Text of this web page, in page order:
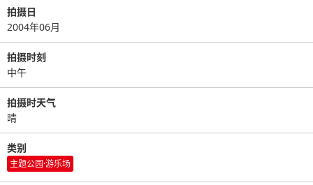
拍摄日
2004年06月
拍摄时刻
中午
拍摄时天气
晴
类别
主题公园·游乐场